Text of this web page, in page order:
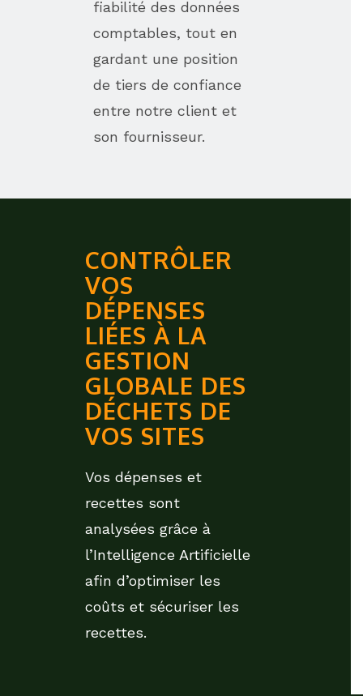
fiabilité des données
comptables, tout en
gardant une position
de tiers de confiance
entre notre client et
son fournisseur.
CONTRÔLER
VOS
DÉPENSES
LIÉES À LA
GESTION
GLOBALE DES
DÉCHETS DE
VOS SITES
Vos dépenses et
recettes sont
analysées grâce à
l’Intelligence Artificielle
afin d’optimiser les
coûts et sécuriser les
recettes.